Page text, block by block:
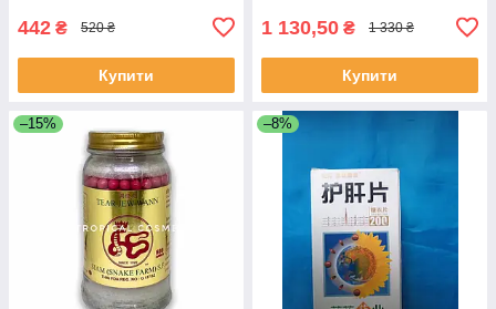
442 ₴ 520 ₴
Купити
1 130,50 ₴ 1 330 ₴
Купити
–15% –8%